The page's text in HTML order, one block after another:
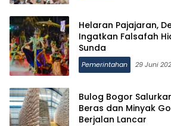
Helaran Pajajaran,
Ingatkan Falsafah
Sunda
Pemerintahan 29 Juni
Bulog Bogor
Beras dan Minyak
Berjalan Lancar